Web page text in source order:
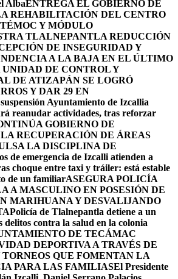
AlbaENTREGA EL GOBIERNO DE
REHABILITACIÓN DEL CENTRO
Y MÓDULO
TLALNEPANTLA REDUCCIÓN
DE INSEGURIDAD Y
A LA BAJA EN EL ÚLTIMO
DE CONTROL Y
DE ATIZAPÁN SE LOGRÓ
Y DAR 29 EN
Ayuntamiento de Izcallia
reanudar actividades, tras reforzar
GOBIERNO DE
RECUPERACIÓN DE ÁREAS
LA DISCIPLINA DE
de emergencia de Izcalli atienden a
choque entre taxi y tráiler: está estable
de un familiarASEGURA POLICÍA
A MASCULINO EN POSESIÓN DE
MARIHUANA Y DESVALIJANDO
Policía de Tlalnepantla detiene a un
contra la salud en la colonia
DE TECÁMAC
DEPORTIVA A TRAVÉS DE
QUE FOMENTAN LA
PARA LAS FAMILIASEl Presidente